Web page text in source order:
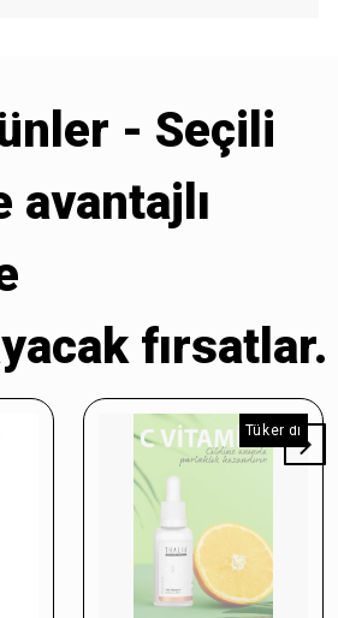
- Seçili
avantajlı
fırsatlar.
Tükendi